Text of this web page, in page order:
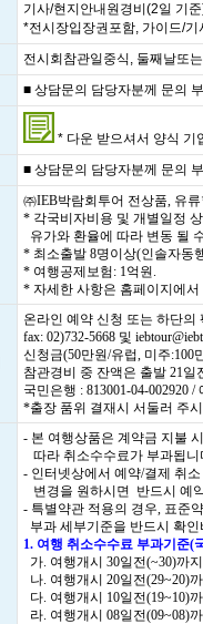
기사/현지안내원경비(2일 기
*전시장입장권포함, 가이드/기
전시회참관일중식, 둘째날또
■ 상담문의 담당자분께 문의
* 다운 받으셔서 양식
■ 상담문의 담당자분께 문의
㈜IEB박람회투어 전상품, 유
* 각국비자비용 및 개별일정
유가와 환율에 따라 변동 될
* 최소출발 8명이상(인솔자동
* 여행공제보험: 1억원.
* 자세한 사항은 홈페이지에
온라인 예약 신청 또는 하단
fax: 02)732-5668 및
신청금(50만원/유럽, 미주:100
참관경비 중 잔액은 출발 21
국민은행 : 813001-04-002920
*출장 품위 결재시 서둘러 주
- 본 여행상품은 계약금 지불
따라 취소수수료가 부과됩니
- 인터넷상에서 예약/결제 취
변경을 원하시면 반드시 예
- 특별약관 적용의 경우, 표준
부과 세부기준을 반드시 확
1. 여행 취소수수료 부과기준(
가. 여행개시 30일전(~30)까
나. 여행개시 20일전(29~20)
다. 여행개시 10일전(19~10)
라. 여행개시 08일전(09~08)